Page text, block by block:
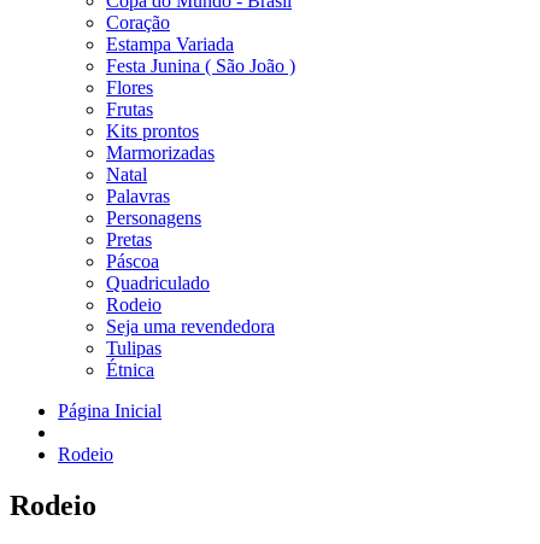
Coração
Estampa Variada
Festa Junina ( São João )
Flores
Frutas
Kits prontos
Marmorizadas
Natal
Palavras
Personagens
Pretas
Páscoa
Quadriculado
Rodeio
Seja uma revendedora
Tulipas
Étnica
Página Inicial
Rodeio
Rodeio